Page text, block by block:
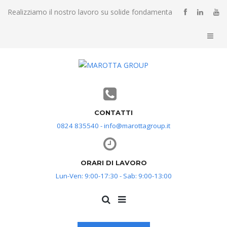
Realizziamo il nostro lavoro su solide fondamenta
CONTATTI
0824 835540 - info@marottagroup.it
ORARI DI LAVORO
Lun-Ven: 9:00-17:30 - Sab: 9:00-13:00